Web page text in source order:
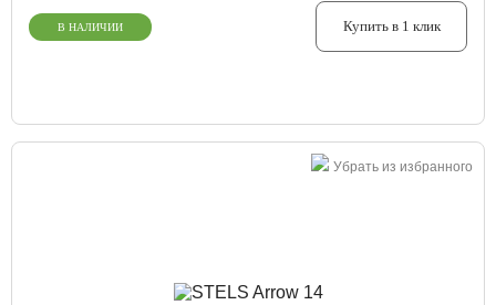
В НАЛИЧИИ Купить в 1 клик
Убрать из избранного